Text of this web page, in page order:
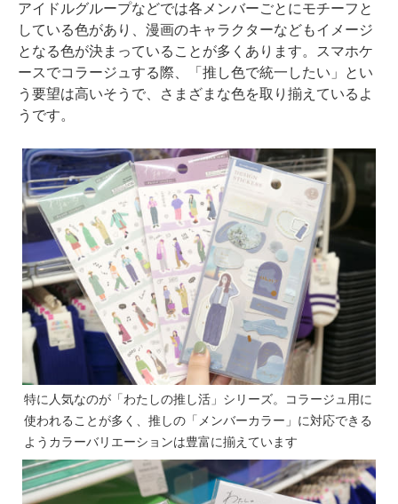
アイドルグループなどでは各メンバーごとにモチーフと
している色があり、漫画のキャラクターなどもイメージ
となる色が決まっていることが多くあります。スマホケ
ースでコラージュする際、「推し色で統一したい」とい
う要望は高いそうで、さまざまな色を取り揃えているよ
うです。
特に人気なのが「わたしの推し活」シリーズ。コラージュ用に
使われることが多く、推しの「メンバーカラー」に対応できる
ようカラーバリエーションは豊富に揃えています